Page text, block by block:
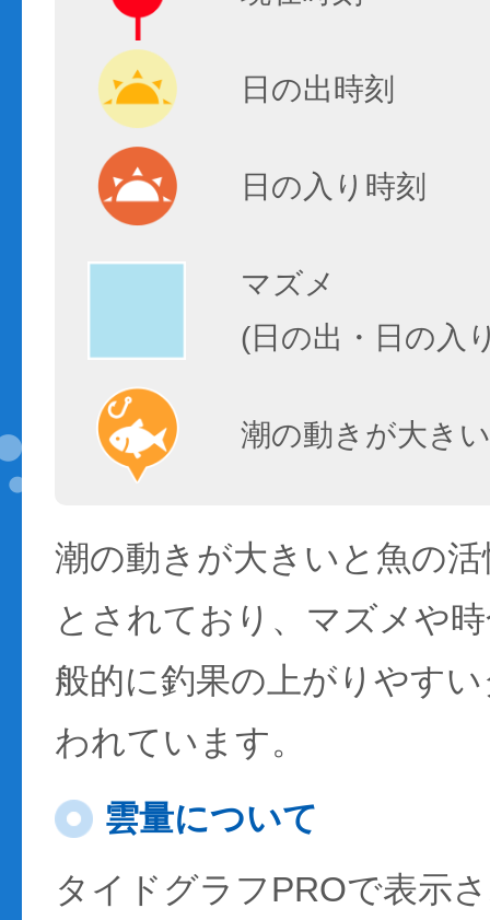
日の出時刻
日の入り時刻
マズメ
(日の出・日の入
潮の動きが大き
潮の動きが大きいと魚の
とされており、マズメや
般的に釣果の上がりやす
われています。
雲量について
タイドグラフPROで表示